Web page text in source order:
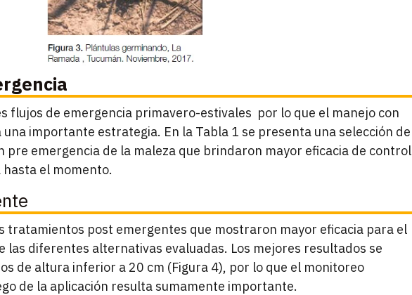
flujos de emergencia primavero-estivales por lo que el manejo con
importante estrategia. En la Tabla 1 se presenta una selección de
pre emergencia de la maleza que brindaron mayor eficacia de control
el momento.
tratamientos post emergentes que mostraron mayor eficacia para el
las diferentes alternativas evaluadas. Los mejores resultados se
de altura inferior a 20 cm (Figura 4), por lo que el monitoreo
de la aplicación resulta sumamente importante.